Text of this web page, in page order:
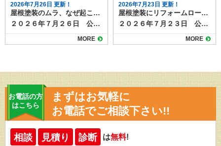
2026年7月26日 更新！
屋根塗装のムラ、なぜ起こる？原因と防ぐためのポイント
２０２６年７月２６日 公開 屋根塗装を行ったあとに表面の色や艶が均一でないと、見た目の美しさが損なわれるだけでなく、塗膜性能にも影響が出る場合があります。ムラは施工不良のサインであることも多く、早めの原因特定と対策が大切です。 本記事では屋根塗装のムラが発生する原因と、防ぐための基本的なポイントを解説します。 目次屋根塗装にムラが出る主な原因下地処理不足塗料の攪拌不足塗り重ねのタイミング不適切塗布量や塗り方の不均一天候や気温の影響屋根塗装のムラを防ぐための対策ムラを放置するとどうなる？まとめ 屋根塗装にムラが出る主な原因 屋根塗装のムラは、単に見た目だけの問題ではなく、塗膜の厚みや密着性に関わることもあります。代表的な原因は次の通りです。 下地処理不足 屋根表面の汚れや古い塗膜、コケ・カビなどをきちんと除去せずに塗装を始めると、塗料が均一に密着せずムラが発生します。塗装前の下地処理として高圧洗浄作業を必ず行うことが重要です。 塗料の攪拌不足 塗料は成分が沈殿しやすく、十分に混ぜないまま使用すると色味や艶が一定にならず、見た目に差が出ます。使用前にしっかりと撹拌し最大限の性能が発揮できるように準備します。 塗り重ねのタイミング不適切 下塗りや中塗りが完全に乾く前に次の工程を行う、または逆に放置しすぎると密着不良や色ムラが起こりやすくなります。 塗布量や塗り方の不均一 ローラーやスプレーの動かし方、塗料の付け方が一定でない場合、部分的に塗膜が薄くなったり厚くなったりします。職人の熟練度が出る手作業ならではの理由ですね。 天候や気温の影響 直射日光や強風、高温・低温など施工環境が悪いと、塗料の乾き方が不均一になりムラにつながります。夏の暑さで塗料が早く乾きすぎることもムラの原因の１つになるといわれています。 屋根塗装のムラを防ぐための対策 塗装のムラを防ぐには、施工前の準備から塗装中の管理まで丁寧な作業が欠かせません。 高圧洗浄やケレン作業で下地を清潔にする 塗料は規定通りしっかり攪拌してから使用する メーカーが定める乾燥時間を守って塗り重ねる 塗布量を均一にし、道具の動かし方も一定に保つ 天候や気温が安定した日に施工を行う 熟練の職人が最終的に全体の仕上がりをチェックする これらはすべて塗装工事のおける基本的な内容ばかりですが、仕上がりや耐久性を左右するとっても重要なことです。 いくらよい塗料を使っても、基本的な工程や注意点をおろそかにしてしまうと、期待していたような高耐久や仕上がり映えることができません。 ムラを放置するとどうなる？ 軽度の色ムラは機能面に大きく影響しない場合もありますが、塗膜の密着不良や塗り残しを伴っている場合は劣化が早まる恐れがあります。早ければ数年以内に剥がれや膨れが起き、再塗装が必要になることもあります。ムラが気になったら、早めに施工業者へ確認を依頼しましょう。 まとめ 屋根塗装のムラは、下地処理不足や塗料の扱い方、施工環境などの複合的な要因で発生します。施工前の準備を徹底し、メーカー仕様に沿った丁寧な作業を行うことで防ぐことが可能です。仕上がりの品質は屋根の保護性能にも直結するため、信頼できる業者選びと現場管理が重要です。 塗り達では、屋根塗装のご相談を随時受付中！高品質・高耐久な屋根塗装なら塗り達にお任せください！
MORE
2026年7月23日 更新！
屋根塗装にリフォームローンは使える？資金面で後悔しないための注意点とは
２０２６年７月２３日 公開 屋根塗装は住まいを長持ちさせるために欠かせない工事です。 しかし工事にはまとまった費用が必要になるため、「いますぐ資金が用意できない」「リフォームローンを使いたい」と考える方も少なくありません。結論からいえば、屋根塗装でもリフォームローンの利用は可能です。借入時にはいくつかの注意点があり事前に知っておくと安心できます。 この記事では、屋根塗装にリフォームローンを活用できる理由や、ローン選びのポイント、契約時に確認すべき注意点について解説します。 目次屋根塗装にリフォームローンが使える理由屋根塗装でリフォームローンを利用する際の注意点1. 金利と返済期間を事前に確認する2. 工事内容がローンの対象になるかを確認する3. 業者がローン対応しているかも要チェック4. 審査には事前準備が必要屋根塗装にリフォームローンは有効な選択肢。計画的な利用が安心のカギ 屋根塗装にリフォームローンが使える理由 リフォームローンとは、自宅の改修・修繕・増築などに使える専用のローンです。屋根塗装は「住宅の維持に必要なメンテナンス」として位置づけられているため、金融機関のほとんどがリフォームローンの対象工事に含めています。 以下のようなケースでは、リフォームローンが有効です。 築10～15年で塗り替えが必要になったが、手元資金に余裕がない 雨漏りが不安なため、早めに塗装しておきたい 足場を組むので、屋根と外壁をまとめて塗装したい 劣化が進んでおり、放置すれば工事費が高くなる恐れがある 資金がないからと工事を先延ばしにして状態が悪化するよりも、ローンを使って早期対応するほうがトータルコストを抑えられるケースも多いため、リフォームローンを使うことは、資金計画のひとつとして有効な手段といえるでしょう。 屋根塗装でリフォームローンを利用する際の注意点 屋根塗装にリフォームローンを使う際は、いくつかの注意点もあります。 以下のポイントを押さえておきましょう。 1. 金利と返済期間を事前に確認する リフォームローンには「無担保型（保証人・担保不要）」「有担保型（住宅を担保にする）」の2種類があります。無担保型は手軽ですが金利がやや高めで返済期間も短めです。 一方、有担保型は低金利で長期返済が可能ですが、審査には時間がかかるため、急ぎ工事が必要な場合には不向きなケースがあります。 ご自身の資金状況や必要な工事スケジュールに応じて選ぶことが大切です。 2. 工事内容がローンの対象になるかを確認する 金融機関によっては、塗装工事のうち「美観目的の部分」は対象外とされる場合があります。屋根の遮熱塗装やデザイン性重視の塗料などを希望する場合は、契約前に工事内容と見積書を提出して、ローン対象範囲を確認しておきましょう。 3. 業者がローン対応しているかも要チェック 一部の塗装業者では、提携ローンや信販会社を通じた分割払いサービスを提供していることがあります。金融機関の審査よりも柔軟で、金利や手数料も比較的わかりやすいのが特徴です。 金利が高めに設定されている場合もあるため、複数のローンと比較して総支払額をチェックしておくと安心です。 4. 審査には事前準備が必要 リフォームローンには借入のための審査があり、本人確認書類・収入証明・工事見積書などが必要です。また、申し込みから融資実行までに1週間〜3週間程度かかることが多く、「急ぎで塗装が必要」な場合はスケジュールに余裕を持つことが大切です。 屋根塗装にリフォームローンは有効な選択肢。計画的な利用が安心のカギ 屋根塗装は住宅を守るための重要なメンテナンスであり、資金の準備が難しい場合はリフォームローンの利用が有用になるケースもあります。。資金の不安から必要な工事を先延ばしにすると、雨漏りなどの被害につながり、結果的に修繕費がかさんでしまうこともありますので、適切なタイミングで工事を行うことが重要です。 リフォームローンをうまく活用すれば、タイミングを逃さず屋根塗装を行うことができ、結果的に賢い判断になるケースがあります。 塗り達では、提携ローンのご紹介が可能です。資金計画に不安がある場合は、工事前にご相談ください。
MORE
お電話の方
はこちら
まずはお気軽に
お電話でご相談下さい!!
相談 見積り 診断 は無料!